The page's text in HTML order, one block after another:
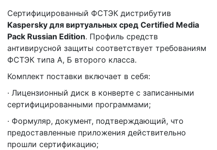
Сертифицированный ФСТЭК дистрибутив
Kaspersky для виртуальных сред Certified Media
Pack Russian Edition. Профиль средств
антивирусной защиты соответствует требованиям
ФСТЭК типа А, Б второго класса.
Комплект поставки включает в себя:
· Лицензионный диск в конверте с записанными
сертифицированными программами;
· Формуляр, документ, подтверждающий, что
предоставленные приложения действительно
прошли сертификацию;